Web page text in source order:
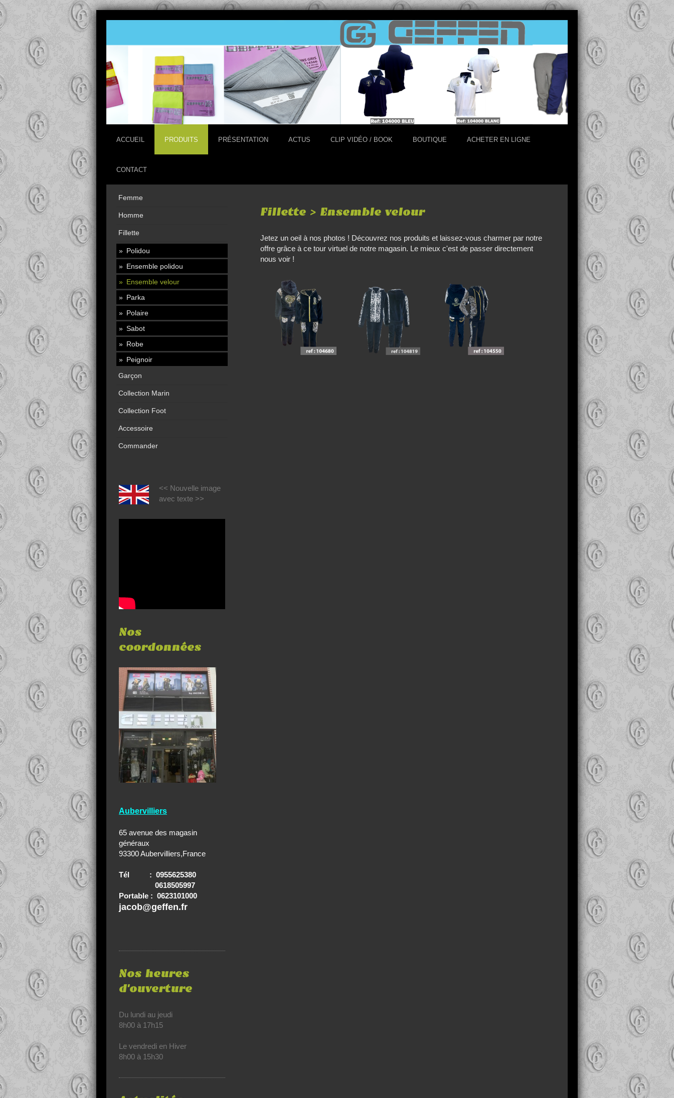
ACCUEIL PRODUITS PRÉSENTATION ACTUS CLIP VIDÉO / BOOK BOUTIQUE ACHETER EN LIGNE
CONTACT
Fillette > Ensemble velour
Jetez un oeil à nos photos ! Découvrez nos produits et laissez-vous charmer par notre
offre grâce à ce tour virtuel de notre magasin. Le mieux c'est de passer directement
nous voir !
Femme
Homme
Fillette
Polidou
Ensemble polidou
Ensemble velour
Parka
Polaire
Sabot
Robe
Peignoir
Garçon
Collection Marin
Collection Foot
Accessoire
Commander
<< Nouvelle image
avec texte >>
Nos
coordonnées
Aubervilliers
65 avenue des magasin
généraux
93300 Aubervilliers,France
Tél : 0955625380
0618505997
Portable : 0623101000
jacob@geffen.fr
Nos heures
d'ouverture
Du lundi au jeudi
8h00 à 17h15
Le vendredi en Hiver
8h00 à 15h30